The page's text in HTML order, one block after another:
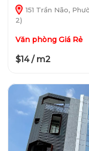
151 Trần Não,
2)
Văn phòng Giá Rẻ
$14 / m2